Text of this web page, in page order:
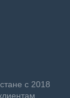
с 2018